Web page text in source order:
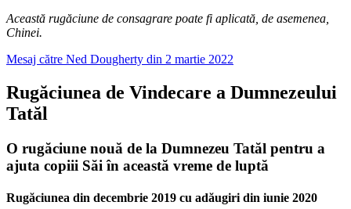
Această rugăciune de consagrare poate fi aplicată, de asemenea,
Chinei.
Mesaj către Ned Dougherty din 2 martie 2022
Rugăciunea de Vindecare a Dumnezeului
Tatăl
O rugăciune nouă de la Dumnezeu Tatăl pentru a
ajuta copiii Săi în această vreme de luptă
Rugăciunea din decembrie 2019 cu adăugiri din iunie 2020